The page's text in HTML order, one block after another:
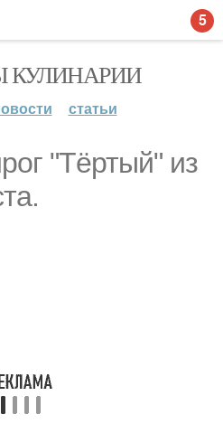
КУЛИНАРИИ
статьи
"Тёртый" из
5